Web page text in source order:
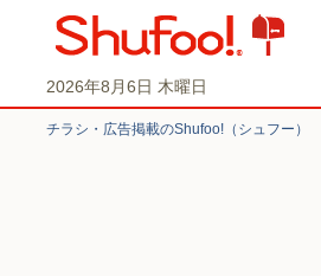
2026年8月6日 木曜日
チラシ・​広告掲載の​Shufoo!​（シュフー）